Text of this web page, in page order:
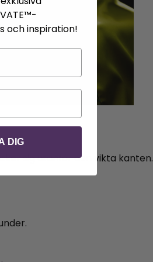
sig utanför den vikta kanten.
och inspiration!
DIG